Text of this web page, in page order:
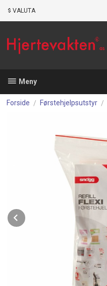
VALUTA
Meny
Forside Førstehjelpsutstyr
Prev